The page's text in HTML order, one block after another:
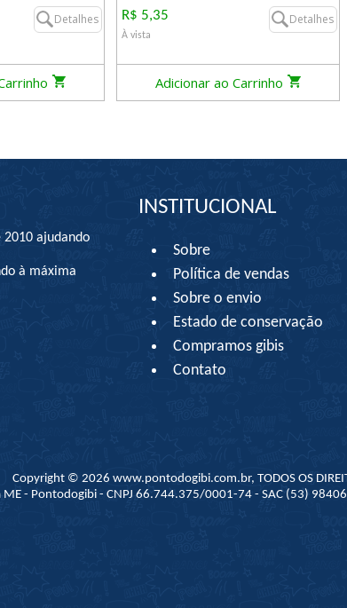
Detalhes R$ 5,35
À vista
Detalhes
Adicionar ao Carrinho
2010 ajudando
à máxima
INSTITUCIONAL
Sobre
Política de vendas
Sobre o envio
Estado de conservação
Compramos gibis
Contato
Copyright © 2026 www.pontodogibi.com.br, TODOS OS
ME - Pontodogibi - CNPJ 66.744.375/0001-74 - SAC (53)